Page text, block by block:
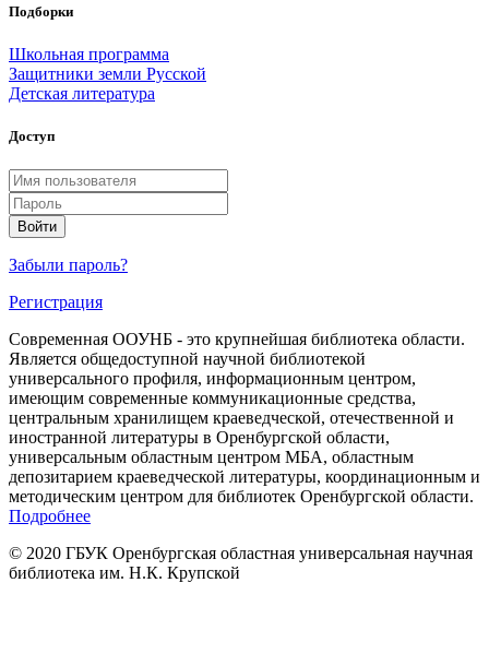
Подборки
Школьная программа
Защитники земли Русской
Детская литература
Доступ
Войти
Забыли пароль?
Регистрация
Современная ООУНБ - это крупнейшая библиотека области.
Является общедоступной научной библиотекой
универсального профиля, информационным центром,
имеющим современные коммуникационные средства,
центральным хранилищем краеведческой, отечественной и
иностранной литературы в Оренбургской области,
универсальным областным центром МБА, областным
депозитарием краеведческой литературы, координационным и
методическим центром для библиотек Оренбургской области.
Подробнее
© 2020 ГБУК Оренбургская областная универсальная научная
библиотека им. Н.К. Крупской